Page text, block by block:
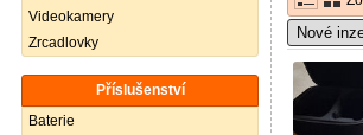
Videokamery
Zrcadlovky
Příslušenství
Baterie
Nové